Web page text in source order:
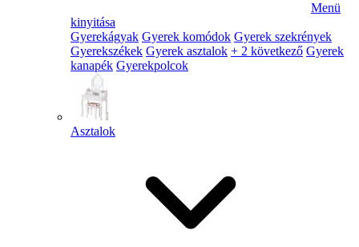
Menü
kinyitása
Gyerekágyak Gyerek komódok Gyerek szekrények
Gyerekszékek Gyerek asztalok + 2 következő Gyerek
kanapék Gyerekpolcok
Asztalok